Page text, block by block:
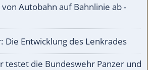
Autobahn auf Bahnlinie ab -
Die Entwicklung des Lenkrades
testet die Bundeswehr Panzer und